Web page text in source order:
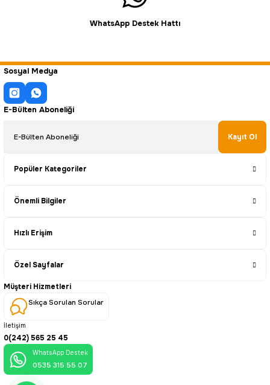
WhatsApp Destek Hattı
Sosyal Medya
E-Bülten Aboneliği
Kayıt Ol
Popüler Kategoriler
Önemli Bilgiler
Hızlı Erişim
Özel Sayfalar
Müşteri Hizmetleri
Sıkça Sorulan Sorular
İletişim
0(242) 565 25 45
WhatsApp Destek
0535 315 55 07